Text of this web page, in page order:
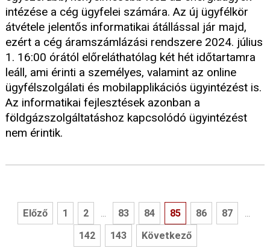
intézése a cég ügyfelei számára. Az új ügyfélkör
átvétele jelentős informatikai átállással jár majd,
ezért a cég áramszámlázási rendszere 2024. július
1. 16:00 órától előreláthatólag két hét időtartamra
leáll, ami érinti a személyes, valamint az online
ügyfélszolgálati és mobilapplikációs ügyintézést is.
Az informatikai fejlesztések azonban a
földgázszolgáltatáshoz kapcsolódó ügyintézést
nem érintik.
Előző 1 2 ... 83 84 85 86 87 ...
142 143 Következő